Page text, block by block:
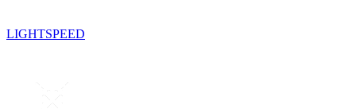
LIGHTSPEED